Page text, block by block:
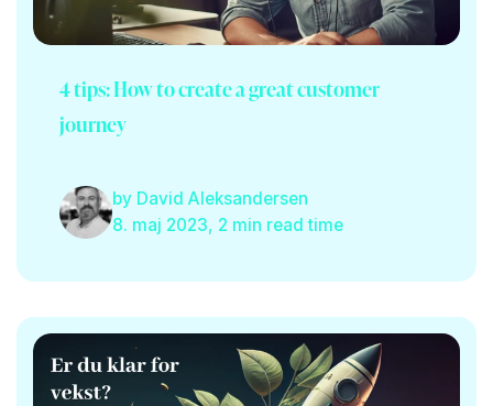
4 tips: How to create a great customer
journey
by David Aleksandersen
8. maj 2023, 2 min read time